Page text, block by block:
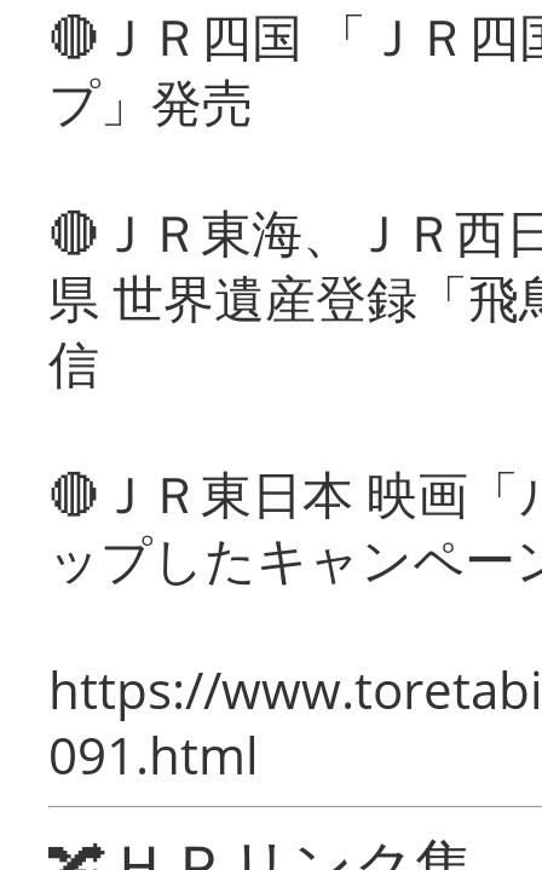
🔴ＪＲ四国 「ＪＲ
プ」発売
🔴ＪＲ東海、ＪＲ西
県 世界遺産登録「
信
🔴ＪＲ東日本 映画
ップしたキャンペー
https://
091.html